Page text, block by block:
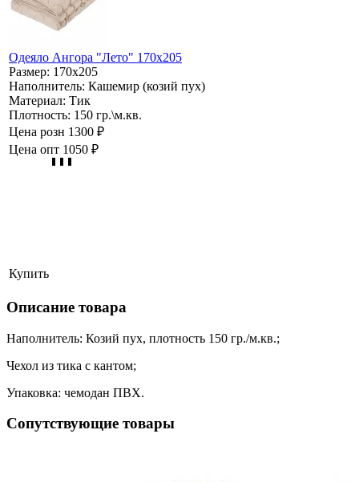
Одеяло Ангора "Лето" 170х205
Размер: 170х205
Наполнитель: Кашемир (козий пух)
Материал: Тик
Плотность: 150 гр.\м.кв.
Цена розн 1300 ₽
Цена опт 1050 ₽
Купить
Описание товара
Наполнитель: Козий пух, плотность 150 гр./м.кв.;
Чехол из тика с кантом;
Упаковка: чемодан ПВХ.
Сопутствующие товары